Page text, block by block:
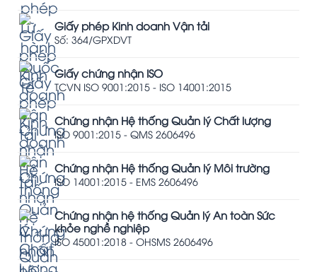
Giấy phép Kinh doanh Vận tải
Số: 364/GPXDVT
Giấy chứng nhận ISO
TCVN ISO 9001:2015 - ISO 14001:2015
Chứng nhận Hệ thống Quản lý Chất lượng
ISO 9001:2015 - QMS 2606496
Chứng nhận Hệ thống Quản lý Môi trường
ISO 14001:2015 - EMS 2606496
Chứng nhận hệ thống Quản lý An toàn Sức
khỏe nghề nghiệp
ISO 45001:2018 - OHSMS 2606496